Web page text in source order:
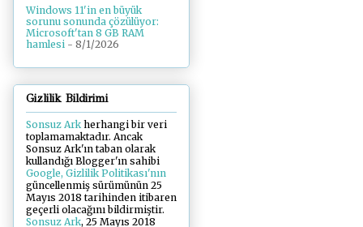
Windows 11'in en büyük
sorunu sonunda çözülüyor:
Microsoft'tan 8 GB RAM
hamlesi - 8/1/2026
Gizlilik Bildirimi
Sonsuz Arkherhangi bir veri
toplamamaktadır. Ancak
Sonsuz Ark'ın taban olarak
kullandığı Blogger'ın sahibi
Google, Gizlilik Politikası'nın
güncellenmiş sürümünün 25
Mayıs 2018 tarihinden itibaren
geçerli olacağını bildirmiştir.
Sonsuz Ark, 25 Mayıs 2018